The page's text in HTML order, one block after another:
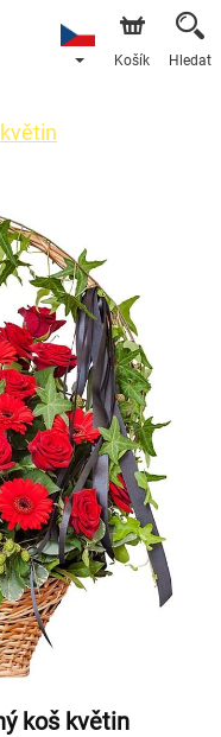
Nejbližší možné
dovolené.
Košík Hledat
koš květin